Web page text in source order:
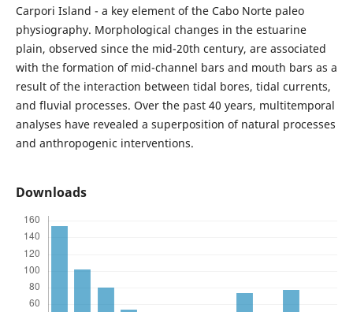
Carpori Island - a key element of the Cabo Norte paleo
physiography. Morphological changes in the estuarine
plain, observed since the mid-20th century, are associated
with the formation of mid-channel bars and mouth bars as a
result of the interaction between tidal bores, tidal currents,
and fluvial processes. Over the past 40 years, multitemporal
analyses have revealed a superposition of natural processes
and anthropogenic interventions.
Downloads